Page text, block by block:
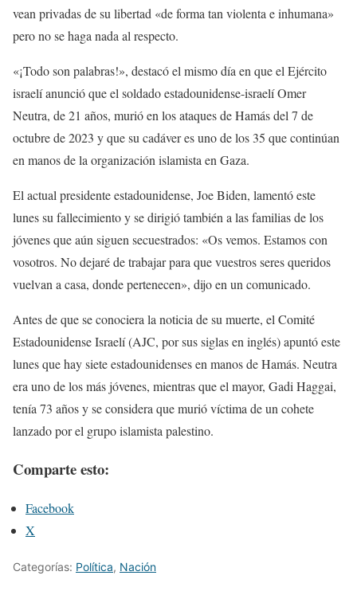
vean privadas de su libertad «de forma tan violenta e inhumana»
pero no se haga nada al respecto.
«¡Todo son palabras!», destacó el mismo día en que el Ejército
israelí anunció que el soldado estadounidense-israelí Omer
Neutra, de 21 años, murió en los ataques de Hamás del 7 de
octubre de 2023 y que su cadáver es uno de los 35 que continúan
en manos de la organización islamista en Gaza.
El actual presidente estadounidense, Joe Biden, lamentó este
lunes su fallecimiento y se dirigió también a las familias de los
jóvenes que aún siguen secuestrados: «Os vemos. Estamos con
vosotros. No dejaré de trabajar para que vuestros seres queridos
vuelvan a casa, donde pertenecen», dijo en un comunicado.
Antes de que se conociera la noticia de su muerte, el Comité
Estadounidense Israelí (AJC, por sus siglas en inglés) apuntó este
lunes que hay siete estadounidenses en manos de Hamás. Neutra
era uno de los más jóvenes, mientras que el mayor, Gadi Haggai,
tenía 73 años y se considera que murió víctima de un cohete
lanzado por el grupo islamista palestino.
Comparte esto:
Facebook
X
Categorías: Política, Nación